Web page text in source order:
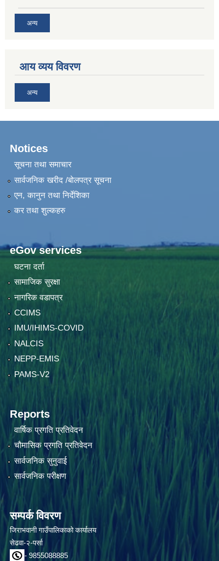
अन्य
आय व्यय विवरण
अन्य
Notices
सूचना तथा समाचार
सार्वजनिक खरीद /बोलपत्र सूचना
एन, कानुन तथा निर्देशिका
कर तथा शुल्कहरु
eGov services
घटना दर्ता
सामाजिक सुरक्षा
नागरिक वडापत्र
CCIMS
IMU/IHIMS-COVID
NALCIS
NEPP-EMIS
PAMS-V2
Reports
वार्षिक प्रगति प्रतिवेदन
चौमासिक प्रगति प्रतिवेदन
सार्वजनिक सुनुवाई
सार्वजनिक परीक्षण
सम्पर्क विवरण
जिराभवानी गाउँपालिकाको कार्यालय
सेढवा-२-पर्सा
- 9855088885